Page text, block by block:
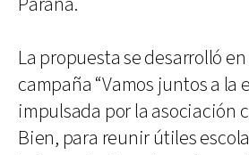
La propuesta se desarrolló
campaña “Vamos juntos a la
impulsada por la asociación
Bien, para reunir útiles